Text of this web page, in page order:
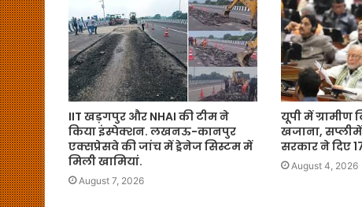
IIT खड़गपुर और NHAI की टीम ने
किया इंस्पेक्शन. लखनऊ-कानपुर
एक्सप्रेसवे की जांच में ड्रेनेज सिस्टम में
मिली खामियां.
August 7, 2026
यूपी में ग्रामीण
खजाना,
सरकार ने दिए
August 4, 2026